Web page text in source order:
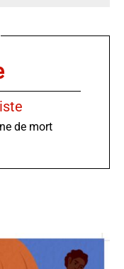
de mort